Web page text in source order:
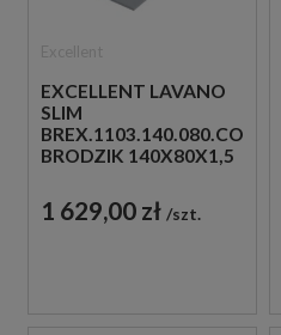
EXCELLENT LAVANO
SLIM
BREX.1103.140.080.CON
BRODZIK 140X80X1,5
1 629,00 zł szt.